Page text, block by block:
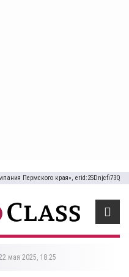
Пермского края», erid:2SDnjcfi73Q
мая 2025, 18:25